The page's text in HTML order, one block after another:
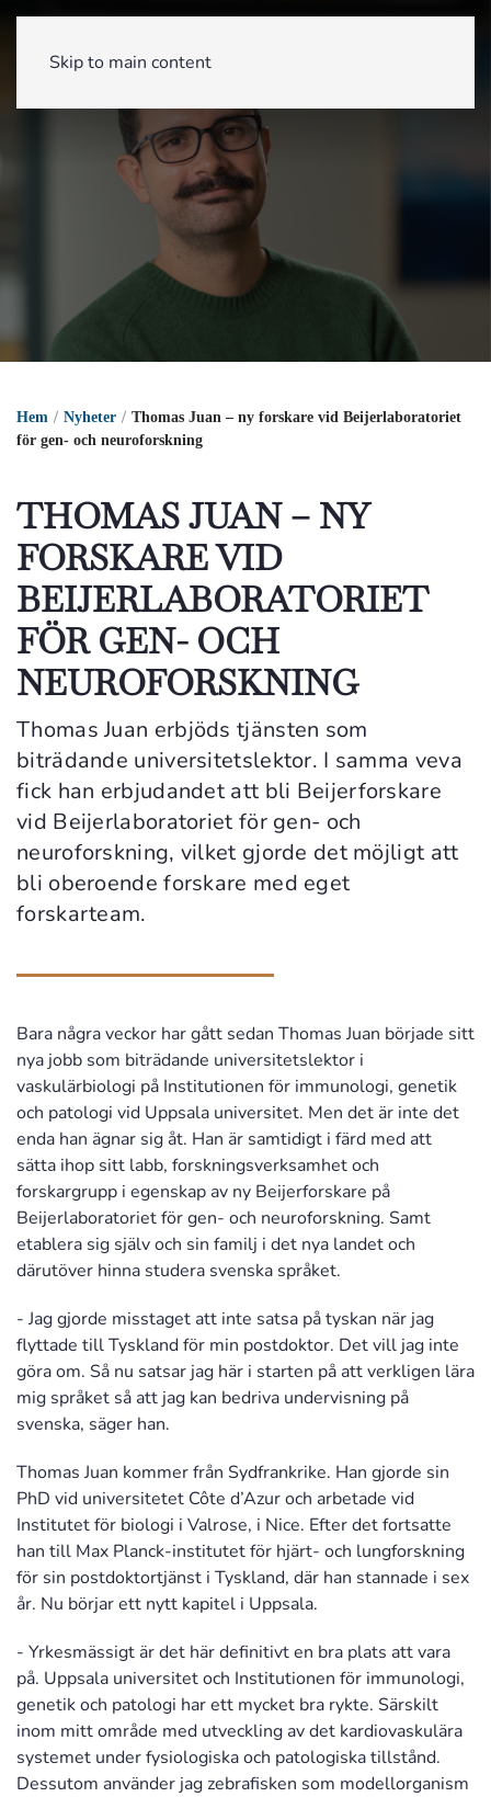
Skip to main content
Hem Nyheter
Thomas Juan – ny forskare vid Beijerlaboratoriet
för gen- och neuroforskning
THOMAS JUAN – NY
FORSKARE VID
BEIJERLABORATORIET
FÖR GEN- OCH
NEUROFORSKNING
Thomas Juan erbjöds tjänsten som
biträdande universitetslektor. I samma veva
fick han erbjudandet att bli Beijerforskare
vid Beijerlaboratoriet för gen- och
neuroforskning, vilket gjorde det möjligt att
bli oberoende forskare med eget
forskarteam.
Bara några veckor har gått sedan Thomas Juan började sitt
nya jobb som biträdande universitetslektor i
vaskulärbiologi på Institutionen för immunologi, genetik
och patologi vid Uppsala universitet. Men det är inte det
enda han ägnar sig åt. Han är samtidigt i färd med att
sätta ihop sitt labb, forskningsverksamhet och
forskargrupp i egenskap av ny Beijerforskare på
Beijerlaboratoriet för gen- och neuroforskning. Samt
etablera sig själv och sin familj i det nya landet och
därutöver hinna studera svenska språket.
- Jag gjorde misstaget att inte satsa på tyskan när jag
flyttade till Tyskland för min postdoktor. Det vill jag inte
göra om. Så nu satsar jag här i starten på att verkligen lära
mig språket så att jag kan bedriva undervisning på
svenska, säger han.
Thomas Juan kommer från Sydfrankrike. Han gjorde sin
PhD vid universitetet Côte d’Azur och arbetade vid
Institutet för biologi i Valrose, i Nice. Efter det fortsatte
han till Max Planck-institutet för hjärt- och lungforskning
för sin postdoktortjänst i Tyskland, där han stannade i sex
år. Nu börjar ett nytt kapitel i Uppsala.
- Yrkesmässigt är det här definitivt en bra plats att vara
på. Uppsala universitet och Institutionen för immunologi,
genetik och patologi har ett mycket bra rykte. Särskilt
inom mitt område med utveckling av det kardiovaskulära
systemet under fysiologiska och patologiska tillstånd.
Dessutom använder jag zebrafisken som modellorganism